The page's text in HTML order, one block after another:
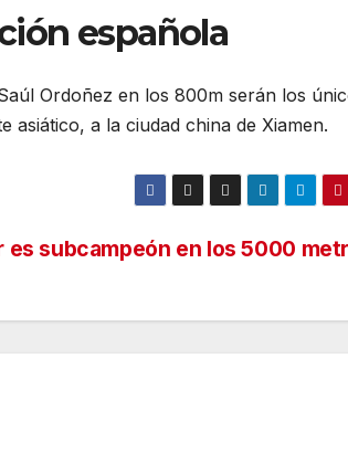
española
Ordoñez en los 800m serán los
asiático, a la ciudad china de Xiamen.
es subcampeón en los 5000